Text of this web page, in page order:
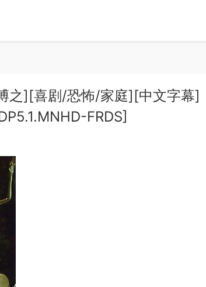
][喜剧/恐怖/家庭][中文字幕]
FRDS]